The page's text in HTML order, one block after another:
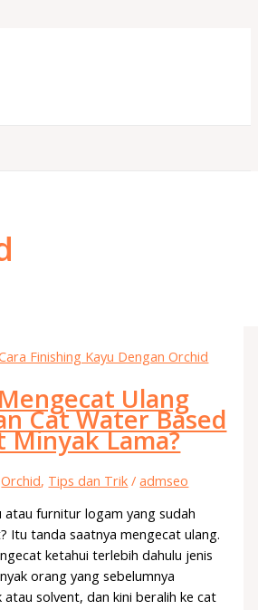
Ulang
Cat Water Based
Minyak Lama?
Orchid, Tips dan Trik /admseo
atau furnitur logam yang sudah
Itu tanda saatnya mengecat ulang.
ketahui terlebih dahulu jenis
orang yang sebelumnya
atau solvent, dan kini beralih ke cat